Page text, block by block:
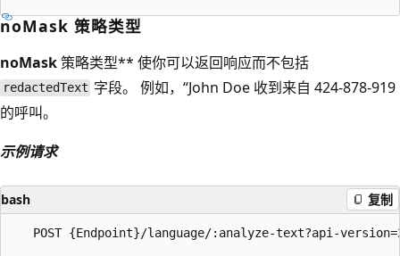
noMask 策略类型
noMask策略类型** 使你可以返回响应而不包括
redactedText 字段。 例如，“John Doe 收到来自 424-878-919
的呼叫。
示例请求
bash 复制
POST {Endpoint}/language/:analyze-text?api-